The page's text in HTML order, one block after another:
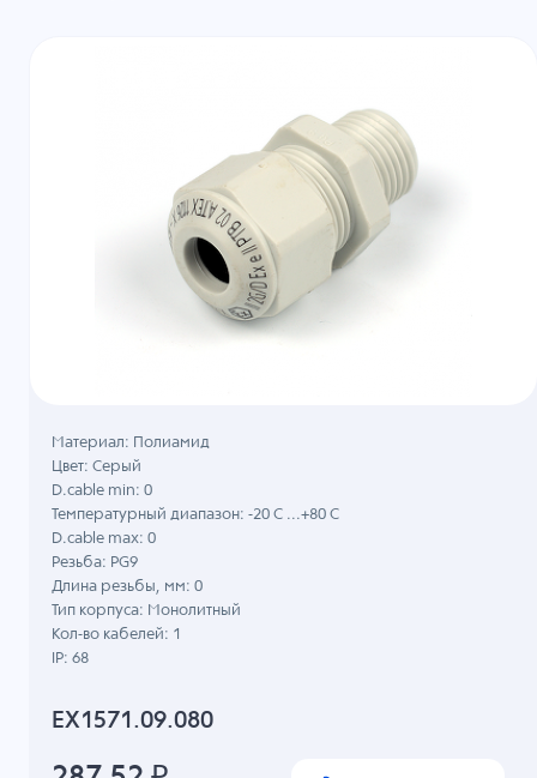
EX1571.09.080
Материал: Полиамид
Цвет: Серый
D.cable min: 0
Температурный диапазон: -20 C ...+80 C
D.cable max: 0
Резьба: PG9
Длина резьбы, мм: 0
Тип корпуса: Монолитный
Кол-во кабелей: 1
IP: 68